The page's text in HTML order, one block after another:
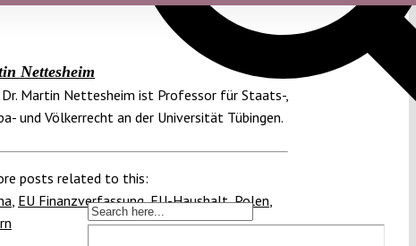
Nettesheim
Martin Nettesheim ist Professor für Staats-,
und Völkerrecht an der Universität Tübingen.
posts related to this:
, EU Finanzverfassung,EU-Haushalt,Polen,